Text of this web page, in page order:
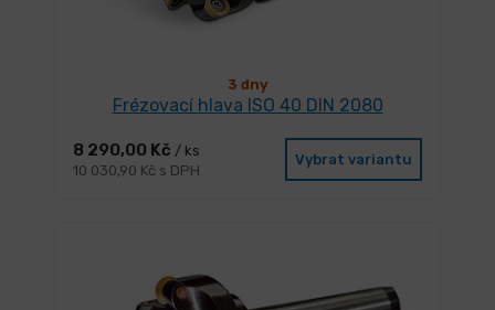
3 dny
Frézovací hlava ISO 40 DIN 2080
8 290,00 Kč / ks
10 030,90 Kč s DPH
Vybrat variantu